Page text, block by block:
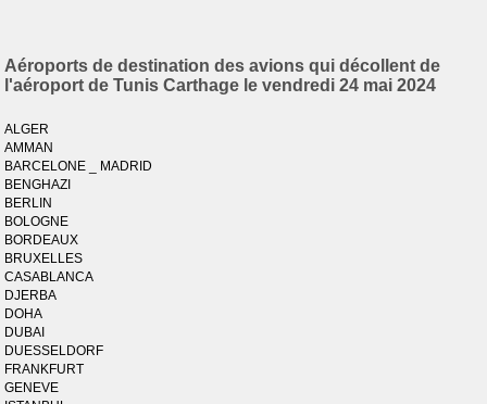
Aéroports de destination des avions qui décollent de
l'aéroport de Tunis Carthage le vendredi 24 mai 2024
ALGER
AMMAN
BARCELONE _ MADRID
BENGHAZI
BERLIN
BOLOGNE
BORDEAUX
BRUXELLES
CASABLANCA
DJERBA
DOHA
DUBAI
DUESSELDORF
FRANKFURT
GENEVE